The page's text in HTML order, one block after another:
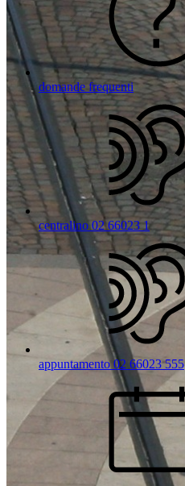
domande frequenti
centralino 02 66023 1
appuntamento 02 66023 555